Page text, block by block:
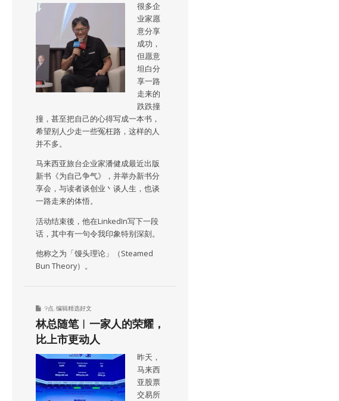
很多企
业家愿
意分享
成功，
但愿意
坦白分
享一路
走来的
跌跌撞
撞，甚至把自己的心得写成一本书，
希望别人少走一些冤枉路，这样的人
并不多。
马来西亚旅台企业家潘健成最近出版
新书《为自己争气》，并举办新书分
享会，与读者谈创业丶谈人生，也谈
一路走来的体悟。
活动结束後，他在LinkedIn写下一段
话，其中有一句令我印象特别深刻。
他称之为「馒头理论」（Steamed
Bun Theory）。
9点 编辑精选好文
林总随笔︱一家人的荣耀，
比上市更动人
昨天，
马来西
亚股票
交易所